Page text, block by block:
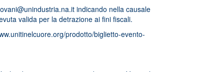
indicando nella causale
valida per la detrazione ai fini fiscali.
prodotto/biglietto-evento-